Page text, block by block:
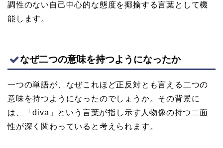
調性のない自己中心的な態度を揶揄する言葉として機
能します。
なぜ二つの意味を持つようになったか
一つの単語が、なぜこれほど正反対とも言える二つの
意味を持つようになったのでしょうか。その背景に
は、「diva」という言葉が指し示す人物像の持つ二面
性が深く関わっていると考えられます。